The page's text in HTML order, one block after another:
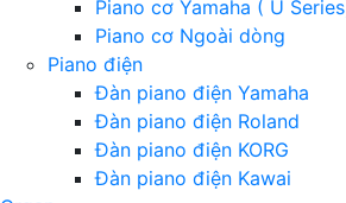
Piano cơ Yamaha ( U
Piano cơ Ngoài dòng
Piano điện
Đàn piano điện Yamaha
Đàn piano điện Roland
Đàn piano điện KORG
Đàn piano điện Kawai